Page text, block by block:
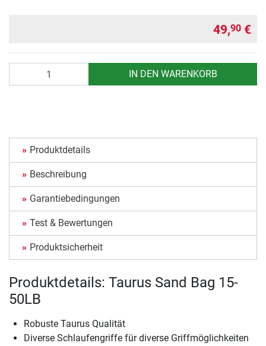
49,90 €
IN DEN WARENKORB
Produktdetails
Beschreibung
Garantiebedingungen
Test & Bewertungen
Produktsicherheit
Produktdetails: Taurus Sand Bag 15-
50LB
Robuste Taurus Qualität
Diverse Schlaufengriffe für diverse Griffmöglichkeiten